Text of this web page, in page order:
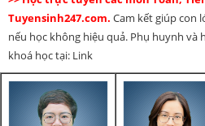
Tuyensinh247.com. Cam kết giúp con
nếu học không hiệu quả. Phụ huynh và
khoá học tại: Link